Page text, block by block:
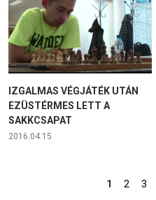
IZGALMAS VÉGJÁTÉK UTÁN
EZÜSTÉRMES LETT A
SAKKCSAPAT
2016.04.15
1 2 3